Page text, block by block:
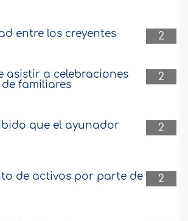
2
entre los creyentes
2
asistir a celebraciones
familiares
2
que el ayunador
2
de activos por parte de